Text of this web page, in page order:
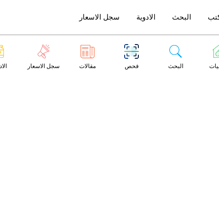
البحث الادوية سجل الاسعار
البحث فحص مقالات سجل الاسعار